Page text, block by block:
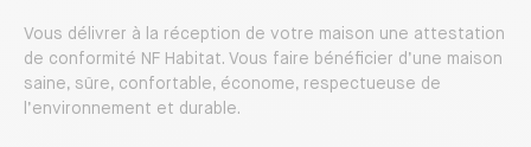
Vous délivrer à la réception de votre maison une attestation
de conformité NF Habitat. Vous faire bénéficier d’une maison
saine, sûre, confortable, économe, respectueuse de
l’environnement et durable.